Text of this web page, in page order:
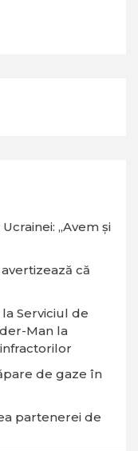
„Avem și
că
Serviciul de
Man la
de gaze în
partenerei de